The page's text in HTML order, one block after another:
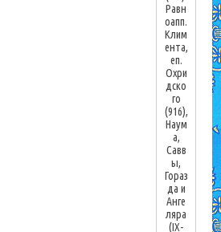
Равн
оапп.
Клим
ента,
еп.
Охри
дско
го
(916),
Наум
а,
Савв
ы,
Гораз
да и
Анге
ляра
(IX-